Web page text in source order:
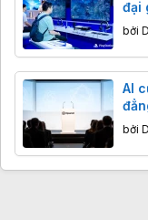
đại
tạo
bởi
AI
USD
bởi